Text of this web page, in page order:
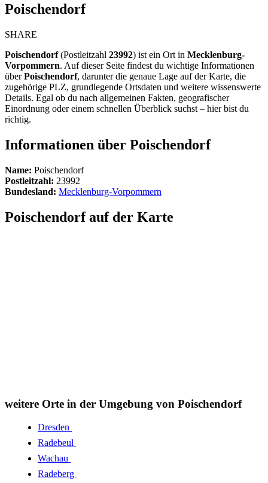
Poischendorf
SHARE
Poischendorf(Postleitzahl 23992) ist ein Ort in Mecklenburg-
Vorpommern. Auf dieser Seite findest du wichtige Informationen
überPoischendorf, darunter die genaue Lage auf der Karte, die
zugehörige PLZ, grundlegende Ortsdaten und weitere wissenswerte
Details. Egal ob du nach allgemeinen Fakten, geografischer
Einordnung oder einem schnellen Überblick suchst – hier bist du
richtig.
Informationen über Poischendorf
Name: Poischendorf
Postleitzahl: 23992
Bundesland: Mecklenburg-Vorpommern
Poischendorf auf der Karte
weitere Orte in der Umgebung von Poischendorf
Dresden
Radebeul
Wachau
Radeberg